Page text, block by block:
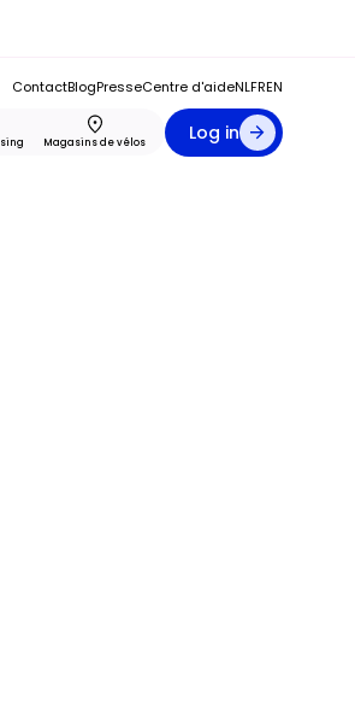
ContactBlogPresseCentre d'aideNLFREN
Magasins de vélos Log in